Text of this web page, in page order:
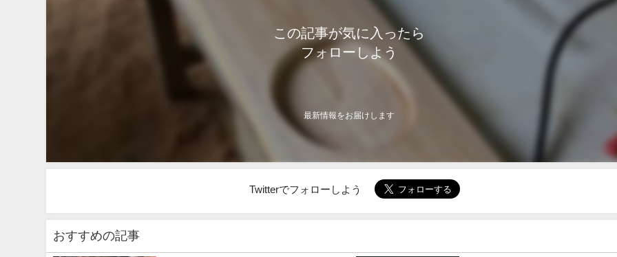
この記事が気に入ったら
フォローしよう
最新情報をお届けします
Twitterでフォローしよう
おすすめの記事